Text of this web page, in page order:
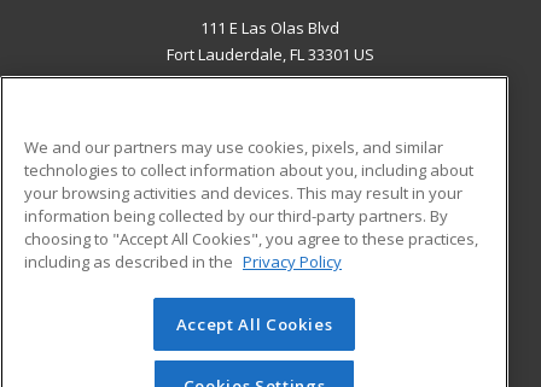
111 E Las Olas Blvd
Fort Lauderdale, FL 33301 US
ADDITIONAL RESOURCES
Military
Financial Assistance
Help
Student Blog
© 2026 ed2go, a division of Cengage Learning. All rights
reserved. The material on this site cannot be reproduced or
We and our partners may use cookies, pixels, and similar
technologies to collect information about you, including about
your browsing activities and devices. This may result in your
information being collected by our third-party partners. By
choosing to "Accept All Cookies", you agree to these practices,
including as described in the Privacy Policy
Accept All Cookies